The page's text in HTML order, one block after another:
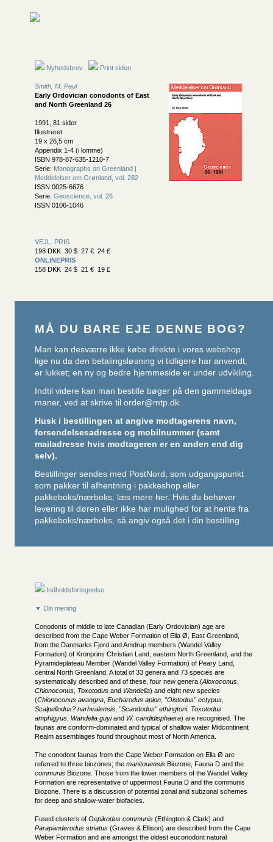
Nyhedsbrev Print siden
Smith, M. Paul
Early Ordovician conodonts of East
and North Greenland 26
1991, 81 sider
Illustreret
19 x 26,5 cm
Appendix 1-4 (i lomme)
ISBN 978-87-635-1210-7
Serie: Monographs on Greenland |
Meddelelser om Grønland, vol. 282
ISSN 0025-6676
Serie: Geoscience, vol. 26
ISSN 0106-1046
VEJL. PRIS
198 DKK 30 $ 27 € 24 £
ONLINEPRIS
158 DKK 24 $ 21 € 19 £
MÅ DU BARE EJE DENNE BOG?
Man kan desværre ikke købe direkte i vores webshop
lige nu da den betalingsløsning vi tidligere har anvendt,
er lukket; en ny og bedre hjemmeside er under udvikling.
Indtil videre kan man bestille bøger på den gammeldags
maner, ved at skrive til order@mtp.dk.
Husk i bestillingen at angive modtagerens navn,
forsendelsesadresse og mobilnummer (samt
mailadresse hvis modtageren er en anden end dig
selv).
Bestillinger sendes med PostNord, som udgangspunkt
som pakker til afhentning i pakkeshop eller
pakkeboks/nærboks; læs mere her. Hvis du behøver
levering til døren eller ikke har mulighed for at hente fra
pakkeboks/nærboks, så angiv også det i din bestilling.
Indholdsfortegnelse
▼ Din mening
Conodonts of middle to late Canadian (Early Ordovician) age are
described from the Cape Weber Formation of Ella Ø, East Greenland,
from the Danmarks Fjord and Amdrup members (Wandel Valley
Formation) of Kronprins Christian Land, eastern North Greenland, and the
Pyramideplateau Member (Wandel Valley Formation) of Peary Land,
central North Greenland. A total of 33 genera and 73 species are
systematically described and of these, four new genera (Aloxoconus
Chionoconus Toxotodus and Wandelia) and eight new species
(Chionoconus avangna Eucharodus apion "Oistodus" ectypus
Scalpellodus? narhvalensis "Scandodus" ethingtoni, Toxotodus
amphigyus Wandelia guyiand W. candidisphaera) are recognised. The
faunas are coniform-dominated and typical of shallow water Midcontinent
Realm assemblages found throughout most of North America.
The conodont faunas from the Cape Weber Formation on Ella Ø are
referred to three biozones; the manitouensis Biozone, Fauna D and the
communis Biozone. Those from the lower members of the Wandel Valley
Formation are representative of uppermost Fauna D and the communis
Biozone. There is a discussion of potential zonal and subzonal schemes
for deep and shallow-water biofacies.
Fused clusters of Oepikodus communis (Ethington & Clark) and
Parapanderodus striatus (Graves & Ellison) are described from the Cape
Weber Formation and are amongst the oldest euconodont natural